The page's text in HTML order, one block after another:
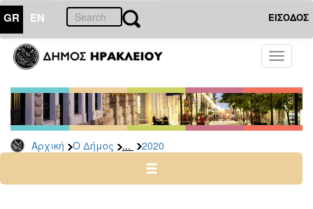
GR EN ΕΙΣΟΔΟΣ
Toggle
Αρχική Ο Δήμος ... 2020
ΔΗΜΟΣ
Διακηρύξεις
-
Δημοπρασίες
Αρχείο
2025